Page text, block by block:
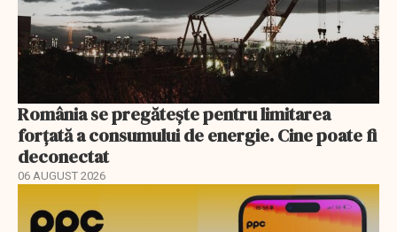
România se pregătește pentru limitarea
forțată a consumului de energie. Cine poate fi
deconectat
06 AUGUST 2026